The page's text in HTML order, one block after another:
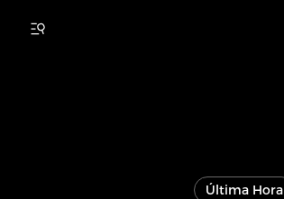
Última Hora